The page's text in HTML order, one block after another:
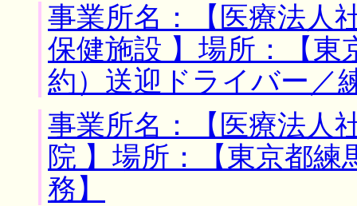
事業所名：【医療法
保健施設 】場所：【東
約）送迎ドライバー／
事業所名：【医療法
院 】場所：【東京都練
務】